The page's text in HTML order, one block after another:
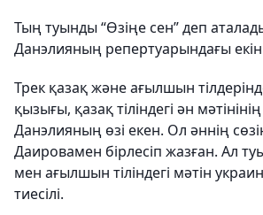
Тың туынды “Өзіңе сен” деп
Данэлияның репертуарындағы
Трек қазақ және ағылшын
қызығы, қазақ тіліндегі ән
Данэлияның өзі екен. Ол әннің
Даировамен бірлесіп жазған. Ал
мен ағылшын тіліндегі мәтін
тиесілі.